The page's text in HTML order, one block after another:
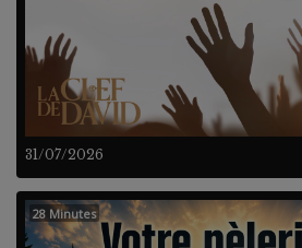
31/07/2026
28 Minutes